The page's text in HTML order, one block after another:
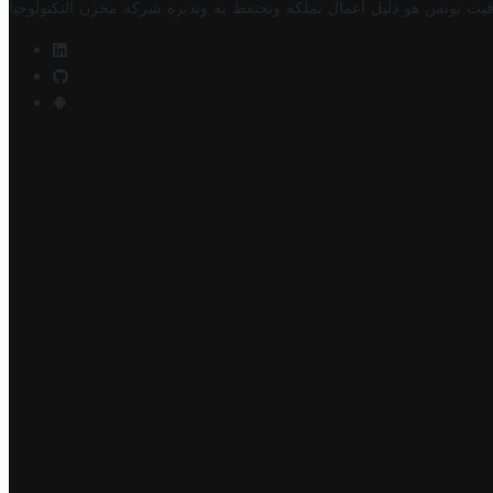
تونس هو دليل أعمال تملكه وتحتفظ به وتديره شركة مخزن التكنولوجيا